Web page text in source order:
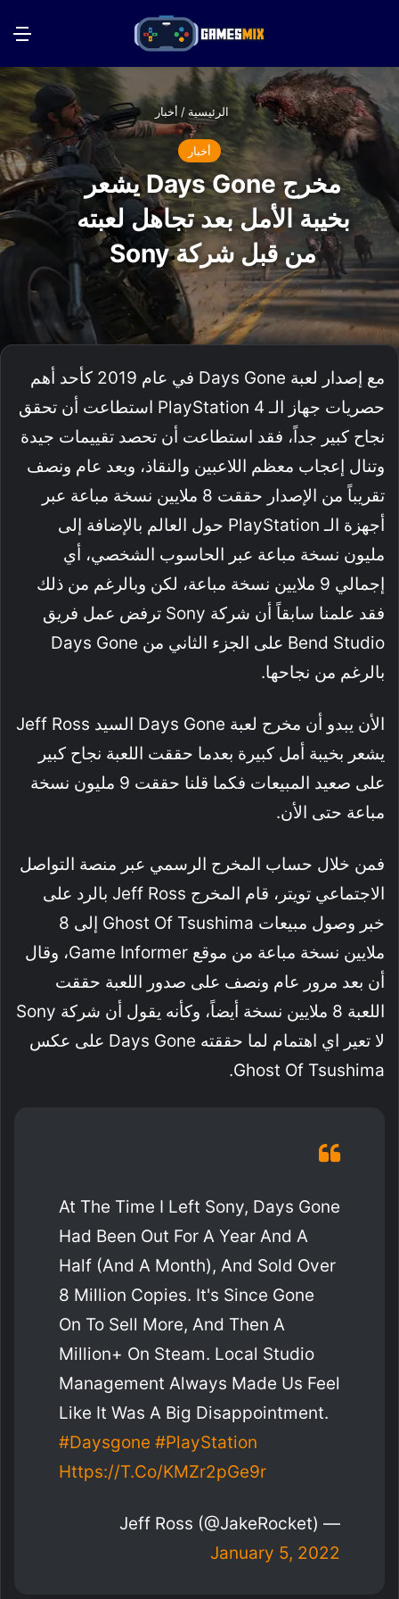
الرئيسية / أخبار
أخبار
مخرج Days Gone يشعر
بخيبة الأمل بعد تجاهل لعبته
من قبل شركة Sony
مع إصدار لعبة Days Gone في عام 2019 كأحد أهم
حصريات جهاز الـ PlayStation 4 استطاعت أن تحقق
نجاح كبير جداً، فقد استطاعت أن تحصد تقييمات جيدة
وتنال إعجاب معظم اللاعبين والنقاذ، وبعد عام ونصف
تقريباً من الإصدار حققت 8 ملايين نسخة مباعة عبر
أجهزة الـ PlayStation حول العالم بالإضافة إلى
مليون نسخة مباعة عبر الحاسوب الشخصي، أي
إجمالي 9 ملايين نسخة مباعة، لكن وبالرغم من ذلك
فقد علمنا سابقاً أن شركة Sony ترفض عمل فريق
Bend Studio على الجزء الثاني من Days Gone
بالرغم من نجاحها.
الأن يبدو أن مخرج لعبة Days Gone السيد Jeff Ross
يشعر بخيبة أمل كبيرة بعدما حققت اللعبة نجاح كبير
على صعيد المبيعات فكما قلنا حققت 9 مليون نسخة
مباعة حتى الأن.
فمن خلال حساب المخرج الرسمي عبر منصة التواصل
الاجتماعي تويتر، قام المخرج Jeff Ross بالرد على
خبر وصول مبيعات Ghost Of Tsushima إلى 8
ملايين نسخة مباعة من موقع Game Informer، وقال
أن بعد مرور عام ونصف على صدور اللعبة حققت
اللعبة 8 ملايين نسخة أيضاً، وكأنه يقول أن شركة Sony
لا تعير اي اهتمام لما حققته Days Gone على عكس
Ghost Of Tsushima.
At The Time I Left Sony, Days Gone
Had Been Out For A Year And A
Half (and A Month), And Sold Over
8 Million Copies. It's Since Gone
On To Sell More, And Then A
Million+ On Steam. Local Studio
Management Always Made Us Feel
Like It Was A Big Disappointment.
#daysgone #PlayStation
Https://t.co/KMZr2pGe9r
— Jeff Ross (@JakeRocket)
January 5, 2022